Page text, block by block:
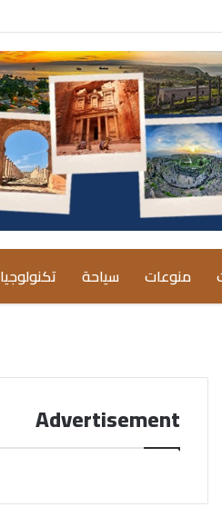
منوعات سياحة تكنولوجيا
Advertisement